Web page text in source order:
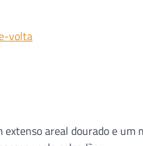
volta
areal dourado e